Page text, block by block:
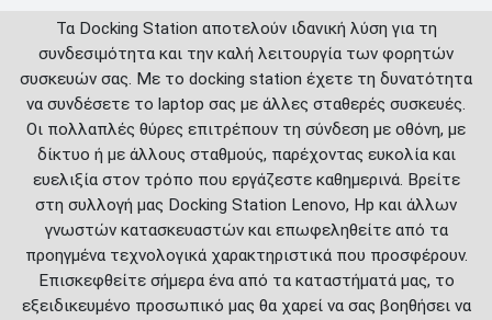
Τα Docking Station αποτελούν ιδανική λύση για τη
συνδεσιμότητα και την καλή λειτουργία των φορητών
συσκευών σας. Με το docking station έχετε τη δυνατότητα
να συνδέσετε το laptop σας με άλλες σταθερές συσκευές.
Οι πολλαπλές θύρες επιτρέπουν τη σύνδεση με οθόνη, με
δίκτυο ή με άλλους σταθμούς, παρέχοντας ευκολία και
ευελιξία στον τρόπο που εργάζεστε καθημερινά. Βρείτε
στη συλλογή μας Docking Station Lenovo, Hp και άλλων
γνωστών κατασκευαστών και επωφεληθείτε από τα
προηγμένα τεχνολογικά χαρακτηριστικά που προσφέρουν.
Επισκεφθείτε σήμερα ένα από τα καταστήματά μας, το
εξειδικευμένο προσωπικό μας θα χαρεί να σας βοηθήσει να